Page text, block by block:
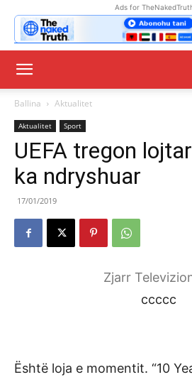
Ads for
Ballina Aktualitet
Aktualitet Sport
UEFA tregon
ka ndryshuar
17/01/2019
Zjarr
ccccc
Është loja e momentit. “10